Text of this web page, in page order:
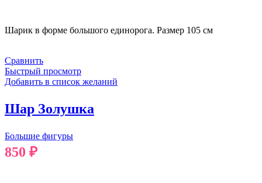
Шарик в форме большого единорога. Размер 105 см
Сравнить
Быстрый просмотр
Добавить в список желаний
Шар Золушка
Большие фигуры
850 ₽